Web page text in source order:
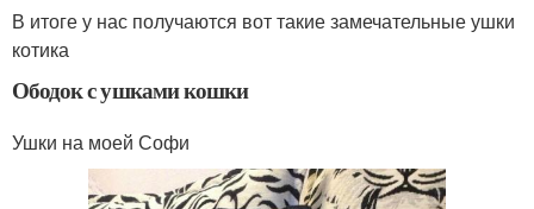
В итоге у нас получаются вот такие замечательные ушки
котика
Ободок с ушками кошки
Ушки на моей Софи